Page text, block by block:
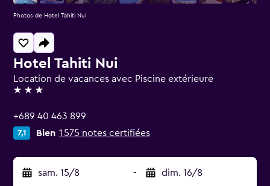
Hotel Tahiti Nui
Location de vacances avec Piscine extérieure
3 étoiles
+689 40 463 899
7,1 Bien 1 575 notes certifiées
sam. 15/8 - dim. 16/8
Photos de Hotel Tahiti Nui